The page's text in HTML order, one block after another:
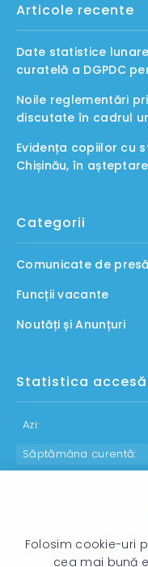
Articole recente
Date statistice
curatelă a DGPDC
Noile reglementări
discutate în cadrul
Evidența copiilor cu
Chișinău, în
Categorii
Comunicate de presă
Funcții vacante
Noutăți și Anunțuri
Statistica
Azi:
Săptămâna curentă:
Folosim cookie-uri
cea mai bună